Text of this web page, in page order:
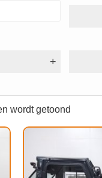
+
wordt getoond